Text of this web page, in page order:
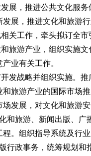
展，推进公共文化服
展，推进文化和旅游
关工作，牵头拟订全
旅游产业，组织实施
业有关工作。
发战略并组织实施。
旅游产业的国际市场推
发展，对文化和旅游
和旅游、新闻出版、
。组织指导系统及行业
行政事务，统筹规划